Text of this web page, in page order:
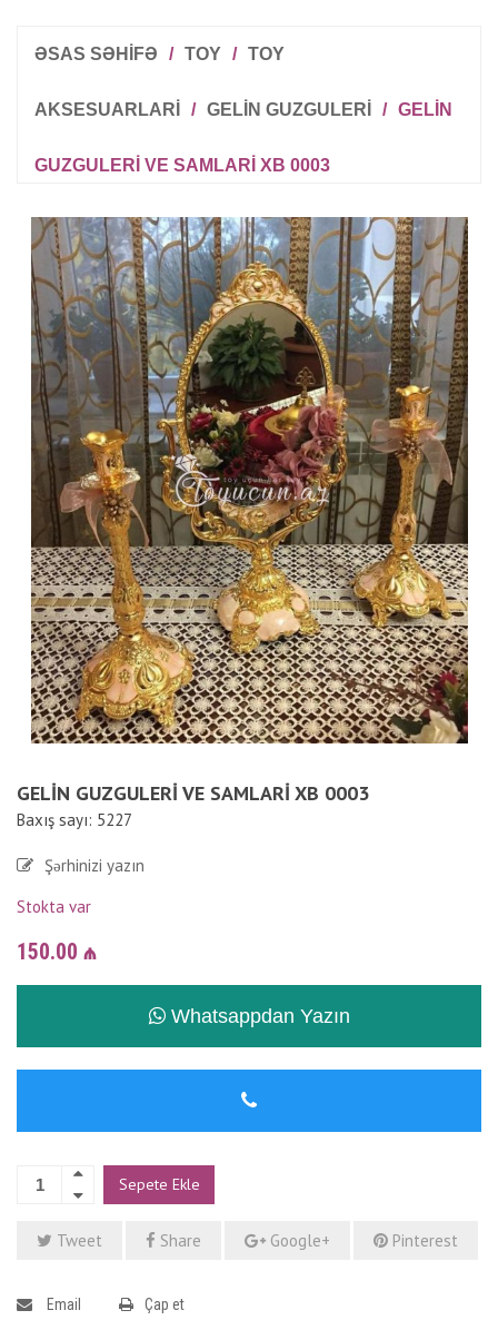
ƏSAS SƏHİFƏ / TOY / TOY
AKSESUARLARI / GELIN GUZGULERI / GELIN
GUZGULERI VE SAMLARI XB 0003
GELIN GUZGULERI VE SAMLARI XB 0003
Baxış sayı: 5227
Şərhinizi yazın
Stokta var
150.00 ₼
Whatsappdan Yazın
Sepete Ekle
Tweet Share Google+ Pinterest
Email Çap et